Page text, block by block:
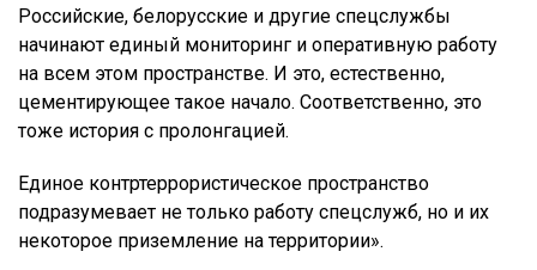
Российские, белорусские и другие спецслужбы
начинают единый мониторинг и оперативную работу
на всем этом пространстве. И это, естественно,
цементирующее такое начало. Соответственно, это
тоже история с пролонгацией.
Единое контртеррористическое пространство
подразумевает не только работу спецслужб, но и их
некоторое приземление на территории».